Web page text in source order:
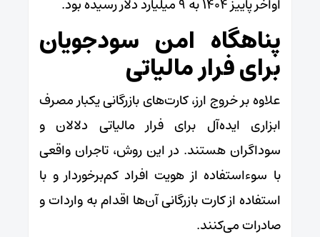
اواخر پاییز ۱۴۰۴ به ۹ میلیارد دلار رسیده بود.
پناهگاه امن سودجویان
برای فرار مالیاتی
علاوه بر خروج ارز، کارت‌های بازرگانی یکبار مصرف
ابزاری ایده‌آل برای فرار مالیاتی دلالان و
سوداگران هستند. در این روش، تاجران واقعی
با سوءاستفاده از هویت افراد کم‌برخوردار و با
استفاده از کارت بازرگانی آن‌ها اقدام به واردات و
صادرات می‌کنند.